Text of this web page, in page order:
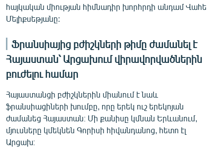
հայկական միության հիմնադիր խորհրդի անդամ Վահե
Մելիքսեթյանը:
Ֆրանսիայից բժիշկների թիմը ժամանել է
Հայաստան՝ Արցախում վիրավորվածներին
բուժելու համար
Հայաստանցի բժիշկներին միանում է նաև
ֆրանսիացիների խումբը, որը երեկ ուշ երեկոյան
ժամանեց Հայաստան։ Մի քանիսը կմնան Երևանում,
մյուսները կմեկնեն Գորիսի հիվանդանոց, հետո էլ
Արցախ։